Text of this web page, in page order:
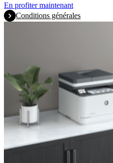
En profiter maintenant
Conditions générales